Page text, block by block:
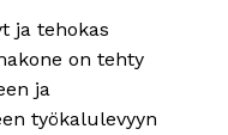
ja tehokas
on tehty
ja
työkalulevyyn